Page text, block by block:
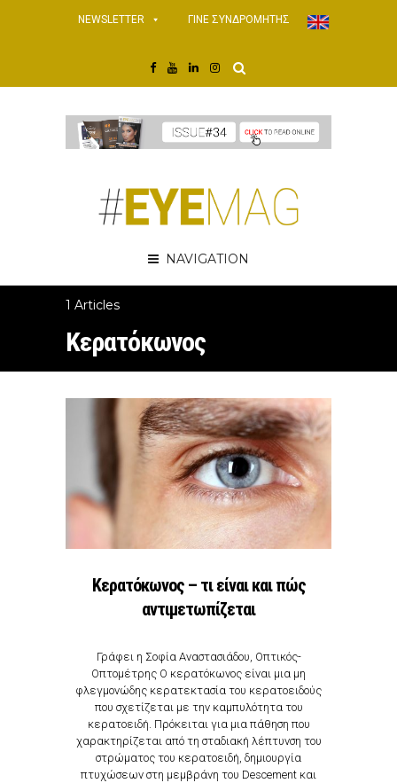
NEWSLETTER ΓΙΝΕ ΣΥΝΔΡΟΜΗΤΗΣ
NAVIGATION
1 Articles
Κερατόκωνος
Kερατόκωνος – τι είναι και πώς
αντιμετωπίζεται
Γράφει η Σοφία Αναστασιάδου, Οπτικός-
Οπτομέτρης Ο κερατόκωνος είναι μια μη
φλεγμονώδης κερατεκτασία του κερατοειδούς
που σχετίζεται με την καμπυλότητα του
κερατοειδή. Πρόκειται για μια πάθηση που
χαρακτηρίζεται από τη σταδιακή λέπτυνση του
στρώματος του κερατοειδή, δημιουργία
πτυχώσεων στη μεμβράνη του Descement και